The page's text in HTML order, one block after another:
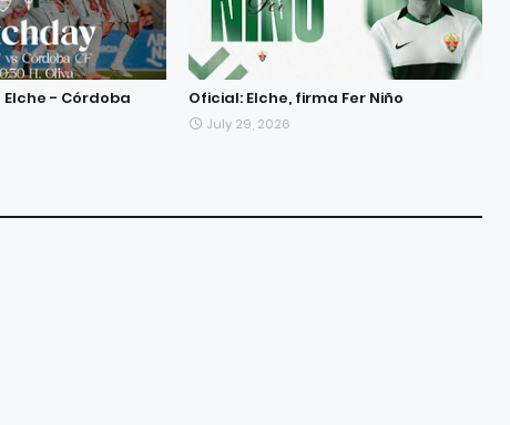
- Córdoba Oficial: Elche, firma Fer Niño
July 29, 2026